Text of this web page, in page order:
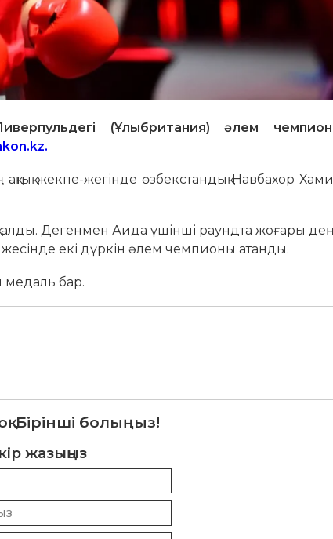
(Ұлыбритания) әлем
.
ақтық жекпе-жегінде өзбекстандық Навбахор
Дегенмен Аида үшінші раундта жоғары
екі дүркін әлем чемпионы атанды.
медаль бар.
Бірінші болыңыз!
жазыңыз